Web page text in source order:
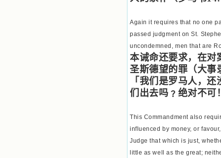
Again it requires that no one
passed judgment on St.
uncondemned, men that are
本诫命还要求，在对
圣斯德望的罪（大事
「我们是罗马人，
们出去吗﹖绝对不可
This Commandment also
influenced by money, or
Judge that which is just,
little as well as the great;